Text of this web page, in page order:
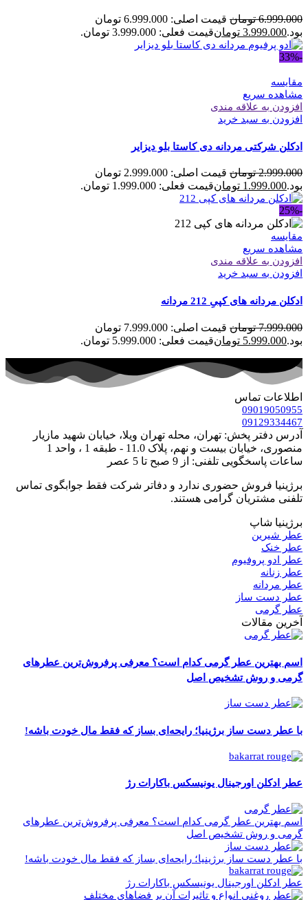
6.999.000 تومان
قیمت اصلی: 6.999.000 تومان
بود.3.999.000 تومانقیمت فعلی: 3.999.000 تومان.
-33%
مقایسه
مشاهده سریع
افزودن به علاقه مندی
افزودن به سبد خرید
ادکلن شرکتی مردانه دی کاستا بلو دیزایر
2.999.000 تومان
قیمت اصلی: 2.999.000 تومان
بود.1.999.000 تومانقیمت فعلی: 1.999.000 تومان.
-25%
مقایسه
مشاهده سریع
افزودن به علاقه مندی
افزودن به سبد خرید
ادکلن مردانه های کپیِ 212 مردانه
7.999.000 تومان
قیمت اصلی: 7.999.000 تومان
بود.5.999.000 تومانقیمت فعلی: 5.999.000 تومان.
اطلاعات تماس
09019050955
09129334467
آدرس دفتر پخش: تهران، محله تهران ویلا، خیابان شهید مازیار
منصوری، خیابان بیست و نهم، پلاک 11.0 - طبقه 1 ، واحد 1
ساعات پاسخگویی تلفنی: از 9 صبح تا 5 عصر
برژینیا فروش حضوری ندارد و دفاتر شرکت فقط جوابگوی تماس
تلفنی مشتریان گرامی هستند.
برژینیا شاپ
عطر شیرین
عطر خنک
عطر ادو پروفیوم
عطر زنانه
عطر مردانه
عطر دست ساز
عطر گرمی
آخرین مقالات
اسم بهترین عطر گرمی کدام است؟ معرفی پرفروش‌ترین عطرهای
گرمی و روش تشخیص اصل
با عطر دست‌ ساز برژینیا؛ رایحه‌ای بساز که فقط مال خودت باشه!
عطر ادکلن اورجینال یونیسکس باکارات رژ
اسم بهترین عطر گرمی کدام است؟ معرفی پرفروش‌ترین عطرهای
گرمی و روش تشخیص اصل
با عطر دست‌ ساز برژینیا؛ رایحه‌ای بساز که فقط مال خودت باشه!
عطر ادکلن اورجینال یونیسکس باکارات رژ